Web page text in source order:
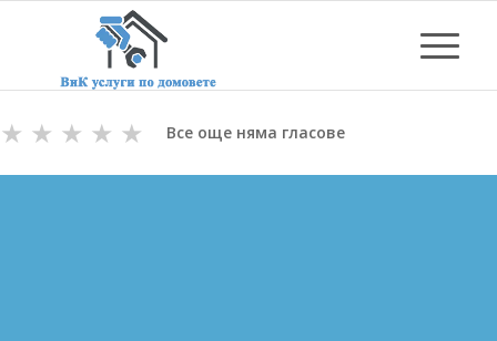
★
★
★
★
★ Все още няма гласове